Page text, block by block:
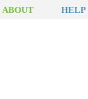
ABOUT HELP